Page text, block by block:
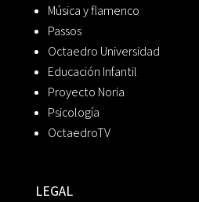
Música y flamenco
Passos
Octaedro Universidad
Educación Infantil
Proyecto Noria
Psicología
OctaedroTV
LEGAL